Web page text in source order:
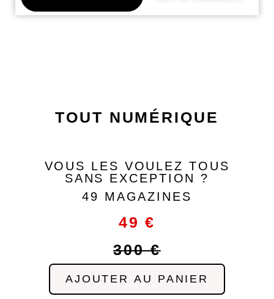
TOUT NUMÉRIQUE
VOUS LES VOULEZ TOUS
SANS EXCEPTION ?
49 MAGAZINES
49 €
300 €
AJOUTER AU PANIER